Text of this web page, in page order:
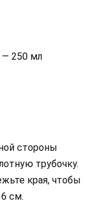
— 250 мл
стороны
трубочку.
края, чтобы
см.